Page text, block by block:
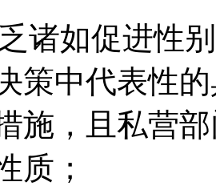
诸如促进性
策中代表性
施，且私营
质；